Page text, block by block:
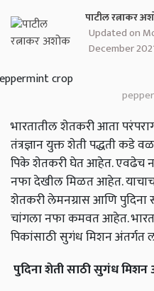
पाटील रत्नाकर
Updated on
December
भारतातील शेतकरी आता
तंत्रज्ञान युक्त शेती पद्धती कडे
पिके शेतकरी घेत आहेत. एवढेच
नफा देखील मिळत आहेत.
शेतकरी लेमनग्रास आणि
चांगला नफा कमवत आहेत.
पिकांसाठी सुगंध मिशन अंतर्गत
पुदिना शेती साठी सुगंध मिशन